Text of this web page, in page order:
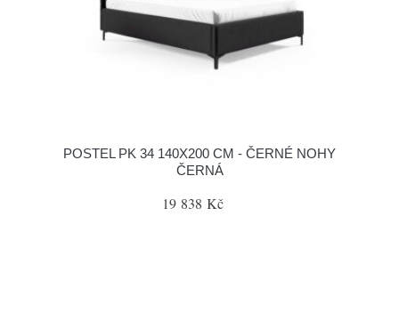
POSTEL PK 34 140X200 CM - ČERNÉ NOHY
ČERNÁ
19 838 Kč